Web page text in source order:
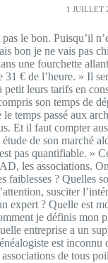
1 JUILLET
le bon. Puisqu’il
bon je ne vais pas
une fourchette
€ de l’heure. » Il
leurs tarifs en
son temps de
temps passé aux
Et il faut compter
de son marché
pas quantifiable. »
les associations.
faiblesses ? Quelles
susciter
expert ? Quelle est
je définis mon
entreprise a un
est
de tous